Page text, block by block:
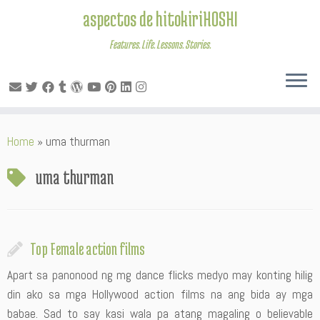
to
aspectos de hitokiriHOSHI
Features. Life. Lessons. Stories.
Home » uma thurman
uma thurman
Top Female action films
Apart sa panonood ng mg dance flicks medyo may konting hilig
din ako sa mga Hollywood action films na ang bida ay mga
babae. Sad to say kasi wala pa atang magaling o believable